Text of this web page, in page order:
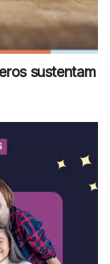
sustentam